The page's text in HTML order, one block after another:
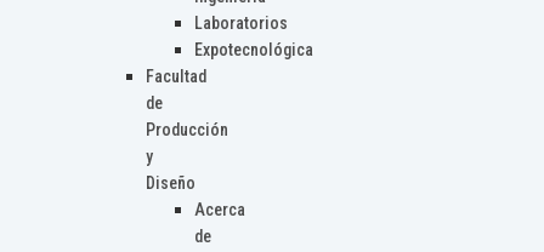
Laboratorios
Expotecnológica
Facultad
de
Producción
y
Diseño
Acerca
de